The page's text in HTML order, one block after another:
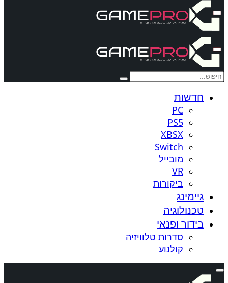
חדשות
PC
PS5
XBSX
Switch
מובייל
VR
ביקורות
גיימינג
טכנולוגיה
בידור ופנאי
סדרות טלוויזיה
קולנוע